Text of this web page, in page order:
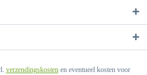
verzendingskostenen eventueel kosten voor